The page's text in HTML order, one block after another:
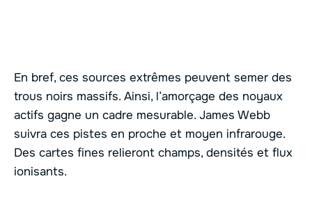
En bref, ces sources extrêmes peuvent semer des
trous noirs massifs. Ainsi, l’amorçage des noyaux
actifs gagne un cadre mesurable. James Webb
suivra ces pistes en proche et moyen infrarouge.
Des cartes fines relieront champs, densités et flux
ionisants.